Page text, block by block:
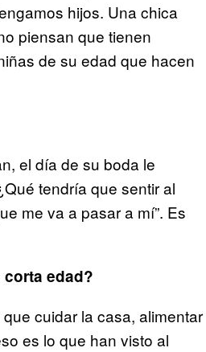
hijos. Una chica
piensan que tienen
de su edad que hacen
el día de su boda le
tendría que sentir al
me va a pasar a mí”. Es
edad?
cuidar la casa, alimentar
es lo que han visto al